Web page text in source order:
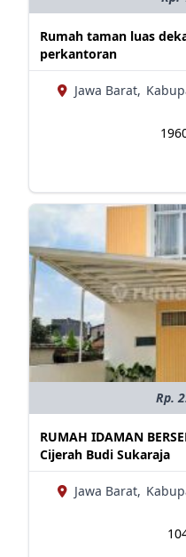
Rumah taman luas
perkantoran
Jawa Barat,
Rp.
RUMAH IDAMAN
Cijerah Budi Sukaraja
Jawa Barat,